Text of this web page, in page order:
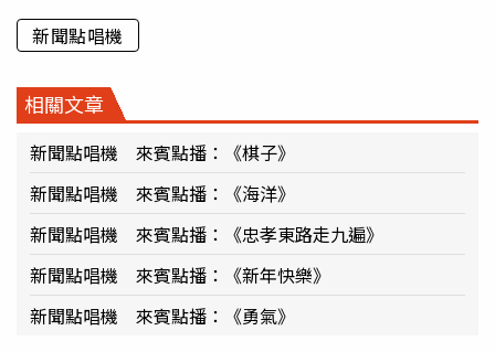
新聞點唱機
相關文章
新聞點唱機 來賓點播：《棋子》
新聞點唱機 來賓點播：《海洋》
新聞點唱機 來賓點播：《忠孝東路走九遍》
新聞點唱機 來賓點播：《新年快樂》
新聞點唱機 來賓點播：《勇氣》